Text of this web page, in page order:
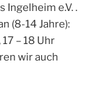
e.V. .
(8-14 Jahre):
– 18 Uhr
wir auch